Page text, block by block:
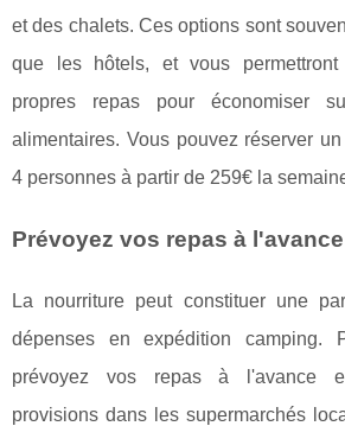
et des chalets. Ces options sont
que les hôtels, et vous
propres repas pour économiser
alimentaires. Vous pouvez réserver
4 personnes à partir de 259€ la
Prévoyez vos repas à l'avance
La nourriture peut constituer une
dépenses en expédition camping.
prévoyez vos repas à l'avance
provisions dans les supermarchés